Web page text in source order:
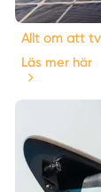
Allt om att
Läs mer här